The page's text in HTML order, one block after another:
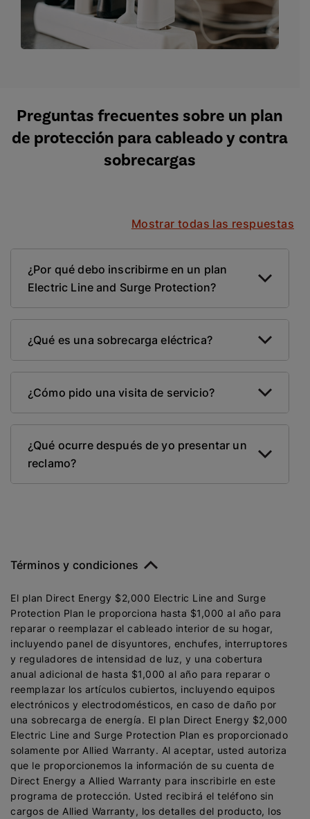
Preguntas frecuentes sobre un plan
de protección para cableado y contra
sobrecargas
Mostrar todas las respuestas
¿Por qué debo inscribirme en un plan
Electric Line and Surge Protection?
¿Qué es una sobrecarga eléctrica?
¿Cómo pido una visita de servicio?
¿Qué ocurre después de yo presentar un
reclamo?
Términos y condiciones
El plan Direct Energy $2,000 Electric Line and Surge
Protection Plan le proporciona hasta $1,000 al año para
reparar o reemplazar el cableado interior de su hogar,
incluyendo panel de disyuntores, enchufes, interruptores
y reguladores de intensidad de luz, y una cobertura
anual adicional de hasta $1,000 al año para reparar o
reemplazar los artículos cubiertos, incluyendo equipos
electrónicos y electrodomésticos, en caso de daño por
una sobrecarga de energía. El plan Direct Energy $2,000
Electric Line and Surge Protection Plan es proporcionado
solamente por Allied Warranty. Al aceptar, usted autoriza
que le proporcionemos la información de su cuenta de
Direct Energy a Allied Warranty para inscribirle en este
programa de protección. Usted recibirá el teléfono sin
cargos de Allied Warranty, los detalles del producto, los